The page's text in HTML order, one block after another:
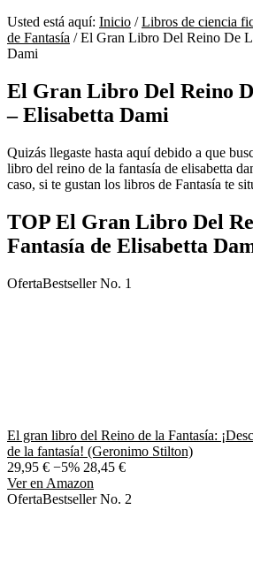
Usted está aquí: Inicio / Libros de ciencia
de Fantasía /El Gran Libro Del Reino De
Dami
El Gran Libro Del Reino
– Elisabetta Dami
Quizás llegaste hasta aquí debido a que
libro del reino de la fantasía de elisabetta
caso, si te gustan los libros de Fantasía te
TOP El Gran Libro Del
Fantasía de Elisabetta
OfertaBestseller No. 1
El gran libro del Reino de la Fantasía:
de la fantasía! (Geronimo Stilton)
29,95 € −5% 28,45 €
Ver en Amazon
OfertaBestseller No. 2